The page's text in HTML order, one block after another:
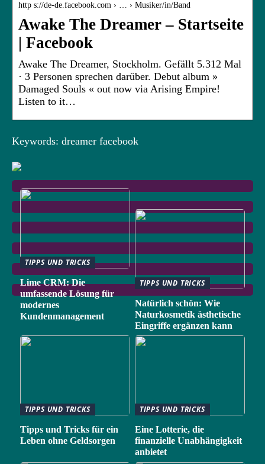
http s://de-de.facebook.com › … › Musiker/in/Band
Awake The Dreamer – Startseite
| Facebook
Awake The Dreamer, Stockholm. Gefällt 5.312 Mal
· 3 Personen sprechen darüber. Debut album »
Damaged Souls « out now via Arising Empire!
Listen to it…
Keywords: dreamer facebook
TIPPS UND TRICKS
Lime CRM: Die
umfassende Lösung für
modernes
Kundenmanagement
TIPPS UND TRICKS
Natürlich schön: Wie
Naturkosmetik ästhetische
Eingriffe ergänzen kann
TIPPS UND TRICKS
Tipps und Tricks für ein
Leben ohne Geldsorgen
TIPPS UND TRICKS
Eine Lotterie, die
finanzielle Unabhängigkeit
anbietet